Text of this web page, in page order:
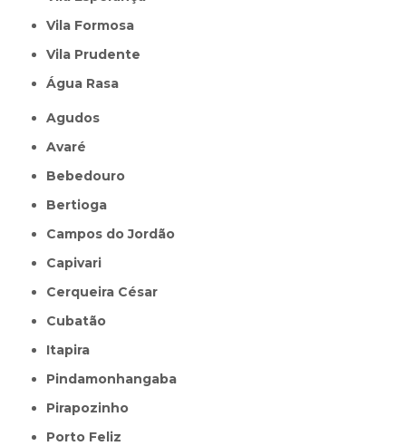
Vila Formosa
Vila Prudente
Água Rasa
Agudos
Avaré
Bebedouro
Bertioga
Campos do Jordão
Capivari
Cerqueira César
Cubatão
Itapira
Pindamonhangaba
Pirapozinho
Porto Feliz